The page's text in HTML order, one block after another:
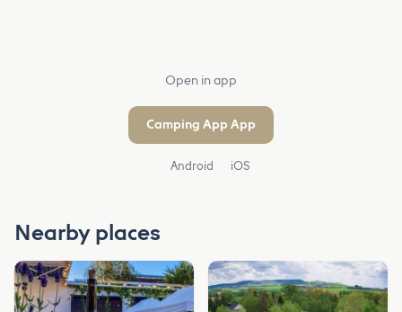
Open in app
Camping App App
Android iOS
Nearby places